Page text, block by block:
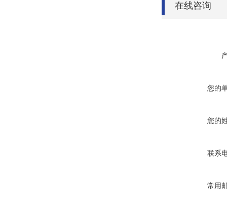
在线咨询
您的
您的
联系
常用